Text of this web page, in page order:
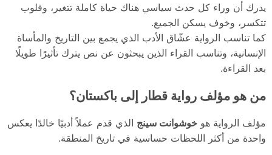
يدرك أن وراء كل حدث سياسي هناك حياة كاملة تتغير، وقلوب
تتكسر، وخوف يسكن الجميع.
كما تناسب الرواية عشّاق الأدب الذي يجمع بين التاريخ والمأساة
الإنسانية، وتناسب القراء الذين يبحثون عن نص يترك تأثيرًا طويلًا
بعد القراءة.
من هو مؤلف رواية قطار إلى باكستان؟
مؤلف الرواية هو خوشوانت سينج الذي قدم عملاً أدبيًا خالدًا يعكس
واحدة من أكثر اللحظات حساسية في تاريخ المنطقة.